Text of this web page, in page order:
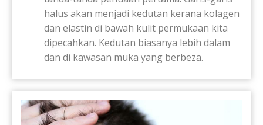
halus akan menjadi kedutan kerana kolagen
dan elastin di bawah kulit permukaan kita
dipecahkan. Kedutan biasanya lebih dalam
dan di kawasan muka yang berbeza.